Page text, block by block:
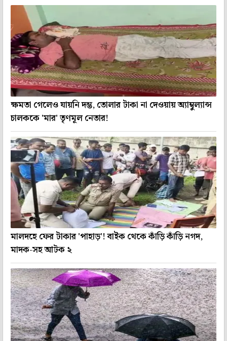
ক্ষমতা গেলেও যায়নি দম্ভ, তোলার টাকা না দেওয়ায় অ্যাম্বুল্যান্স
চালককে 'মার' তৃণমূল নেতার!
মালদহে ফের টাকার 'পাহাড়'! বাইক থেকে কাঁড়ি কাঁড়ি নগদ,
মাদক-সহ আটক ২